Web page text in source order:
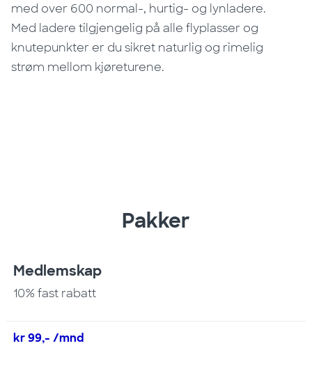
med over 600 normal-, hurtig- og lynladere.
Med ladere tilgjengelig på alle flyplasser og
knutepunkter er du sikret naturlig og rimelig
strøm mellom kjøreturene.
Pakker
Medlemskap
10% fast rabatt
kr 99,- /mnd